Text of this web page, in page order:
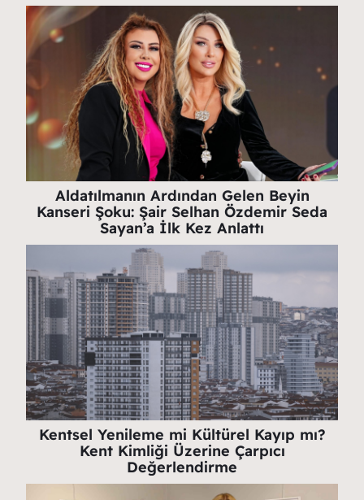
Aldatılmanın Ardından Gelen Beyin
Kanseri Şoku: Şair Selhan Özdemir Seda
Sayan’a İlk Kez Anlattı
Kentsel Yenileme mi Kültürel Kayıp mı?
Kent Kimliği Üzerine Çarpıcı
Değerlendirme